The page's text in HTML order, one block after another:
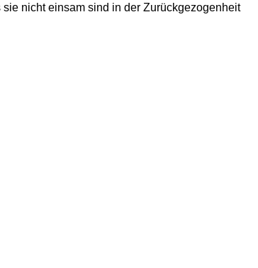
nicht einsam sind in der Zurückgezogenheit